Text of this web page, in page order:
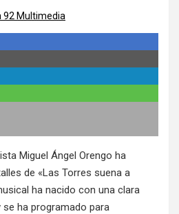
92 Multimedia
Miguel Ángel Orengo ha
de «Las Torres suena a
ha nacido con una clara
ha programado para